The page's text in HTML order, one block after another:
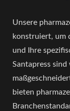
Unsere
konstruiert, um
und Ihre
Santapress
bieten